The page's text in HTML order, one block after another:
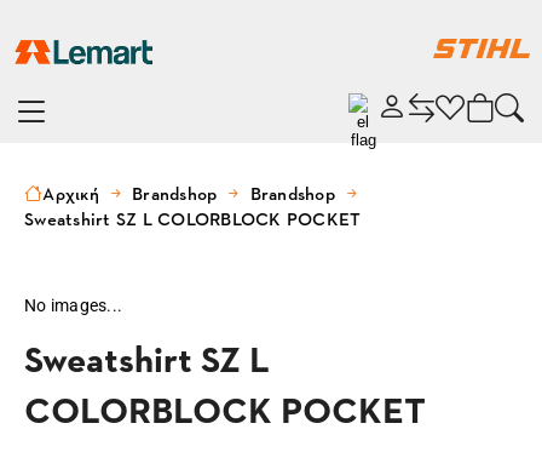
Αρχική Brandshop
Brandshop
Sweatshirt SZ L COLORBLOCK POCKET
No images...
Sweatshirt SZ L
COLORBLOCK POCKET